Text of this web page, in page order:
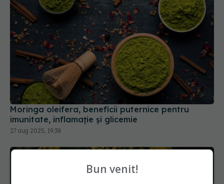
Moringa oleifera, beneficii puternice pentru
imunitate, inflamație și glicemie
27 aug 2025, 19:38
Bun venit!